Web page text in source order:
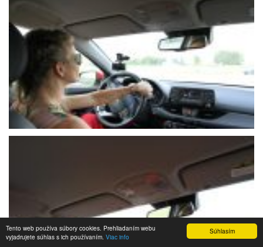
Súhlasím
Tento web používa súbory cookies. Prehliadaním webu
vyjadrujete súhlas s ich používaním. Viac info